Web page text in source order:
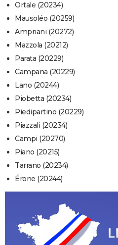
Ortale (20234)
Mausoléo (20259)
Ampriani (20272)
Mazzola (20212)
Parata (20229)
Campana (20229)
Lano (20244)
Piobetta (20234)
Piedipartino (20229)
Piazzali (20234)
Campi (20270)
Piano (20215)
Tarrano (20234)
Érone (20244)